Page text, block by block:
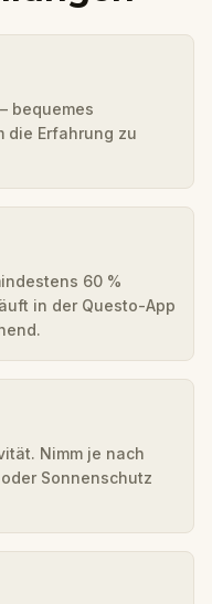
bequemes
die Erfahrung zu
60 %
in der Questo-App
Nimm je nach
Sonnenschutz